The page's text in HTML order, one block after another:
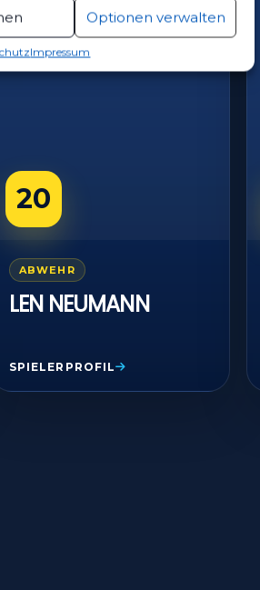
Quellen,
von Endgeräten
und
und Inhalten,
speichern und
Optionen verwalten
Impressum
20
ABWEHR
LEN NEUMANN
SPIELERPROFIL